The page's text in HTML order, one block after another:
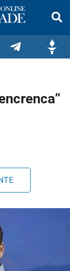
no
no